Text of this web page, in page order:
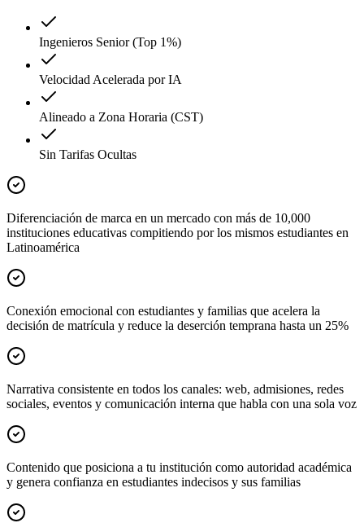
Ingenieros Senior (Top 1%)
Velocidad Acelerada por IA
Alineado a Zona Horaria (CST)
Sin Tarifas Ocultas
Diferenciación de marca en un mercado con más de 10,000
instituciones educativas compitiendo por los mismos estudiantes en
Latinoamérica
Conexión emocional con estudiantes y familias que acelera la
decisión de matrícula y reduce la deserción temprana hasta un 25%
Narrativa consistente en todos los canales: web, admisiones, redes
sociales, eventos y comunicación interna que habla con una sola voz
Contenido que posiciona a tu institución como autoridad académica
y genera confianza en estudiantes indecisos y sus familias